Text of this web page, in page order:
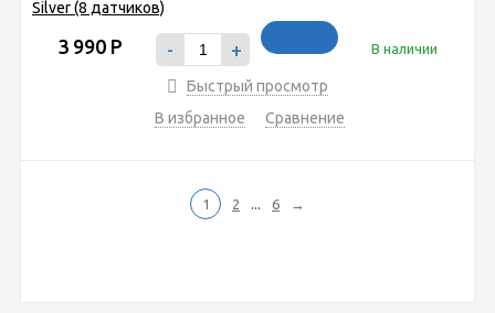
3 990 Р - + В наличии
Быстрый просмотр
В избранное
Сравнение
1 2 ... 6 →